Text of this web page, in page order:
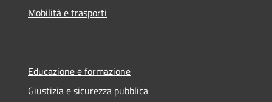
Mobilità e trasporti
Educazione e formazione
Giustizia e sicurezza pubblica